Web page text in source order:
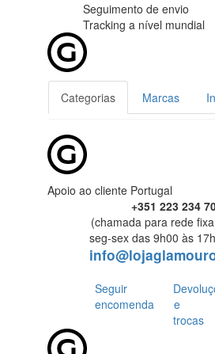
Seguimento de envio
Tracking a nível mundial
Categorias Marcas
Apoio ao cliente Portugal
+351 223 234
(chamada para rede
seg-sex das 9h00 às
Seguir
encomenda
e
trocas